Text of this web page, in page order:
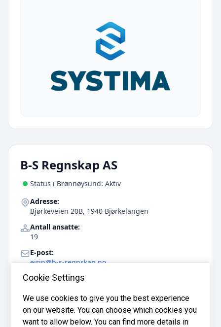
B-S Regnskap AS
Status i Brønnøysund: Aktiv
Adresse:
Bjørkeveien 20B, 1940 Bjørkelangen
Antall ansatte:
19
E-post:
eirin@b-s-regnskap.no
Telefon:
Mobil:
95259022
Cookie Settings
We use cookies to give you the best experience
on our website. You can choose which cookies you
want to allow below. You can find more details in